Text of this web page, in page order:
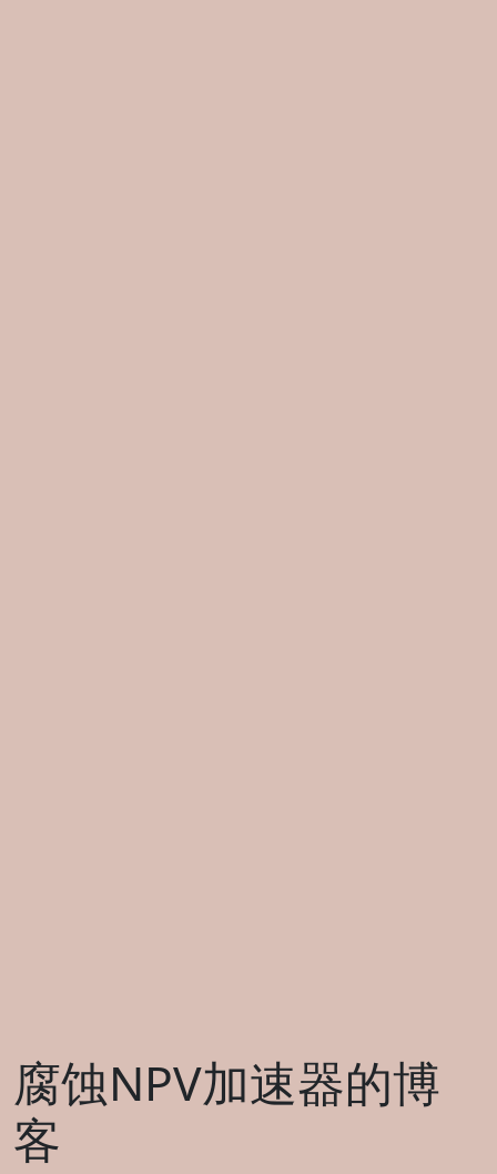
腐蚀NPV加速器的博
客